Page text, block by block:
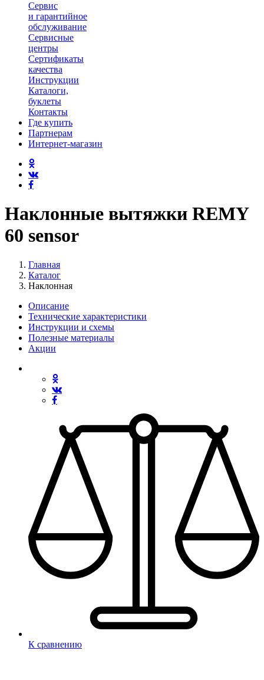
Сервис
и гарантийное
обслуживание
Сервисные
центры
Сертификаты
качества
Инструкции
Каталоги,
буклеты
Контакты
Где купить
Партнерам
Интернет-магазин
Наклонные вытяжки REMY
60 sensor
Главная
Каталог
Наклонная
Описание
Технические характеристики
Инструкции и схемы
Полезные материалы
Акции
К сравнению